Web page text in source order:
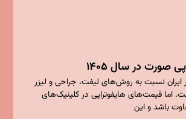
صورت در سال ۱۴۰۵
ایران نسبت به روش‌های لیفت، جراحی و لیزر
اما قیمت‌های هایفوتراپی در کلینیک‌های
باشد و این